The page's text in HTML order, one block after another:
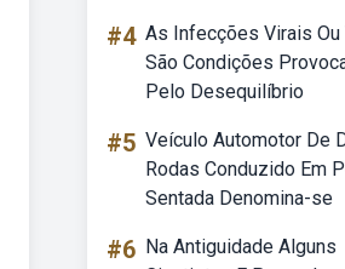
#4 As Infecções Virais
São Condições
Pelo Desequilíbrio
#5 Veículo Automotor De
Rodas Conduzido Em
Sentada Denomina-se
#6 Na Antiguidade Alguns